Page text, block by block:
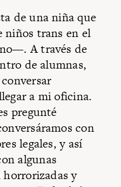
de una niña que
niños trans en el
A través de
de alumnas,
a mi oficina.
pregunté
con
legales, y así
algunas
horrorizadas y